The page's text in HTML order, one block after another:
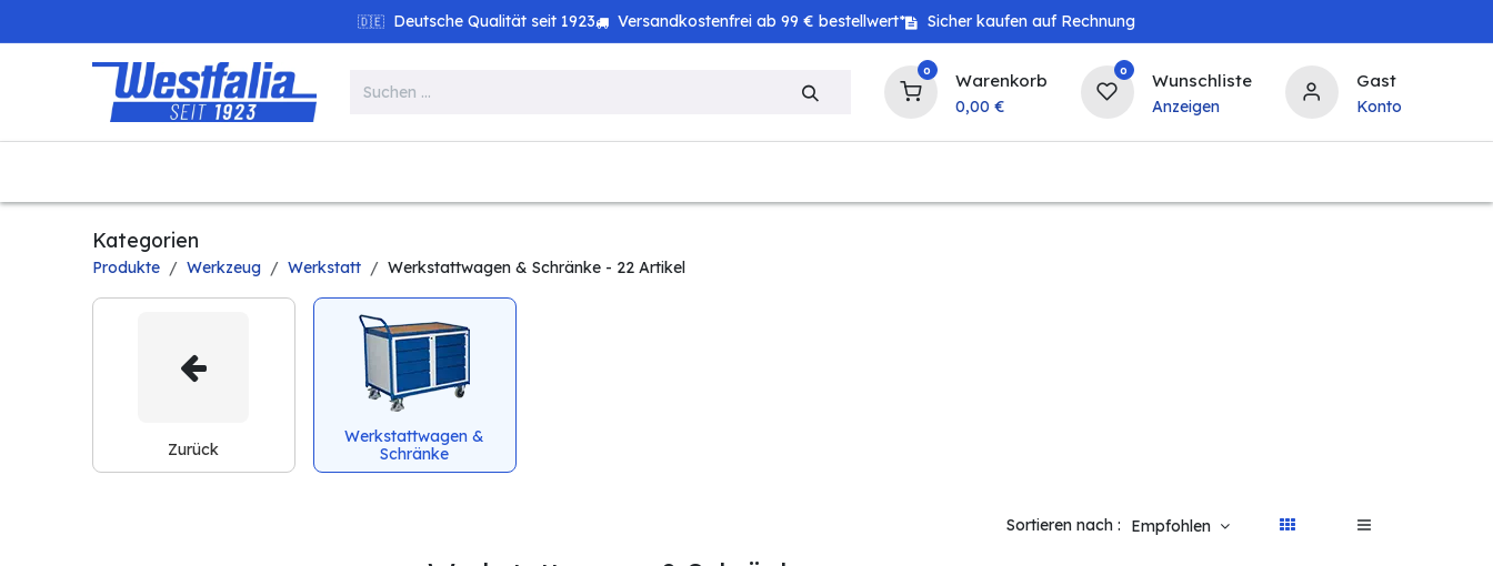
🇩🇪 Deutsche Qualität seit 1923 Versandkostenfrei ab 99 € bestellwert* Sicher kaufen auf Rechnung
0 Warenkorb
0,00 €
0 Wunschliste
Anzeigen
Gast
Konto
Kategorien
Produkte Werkzeug Werkstatt Werkstattwagen & Schränke- 22 Artikel
Zurück
Werkstattwagen &
Schränke
Sortieren nach : Empfohlen